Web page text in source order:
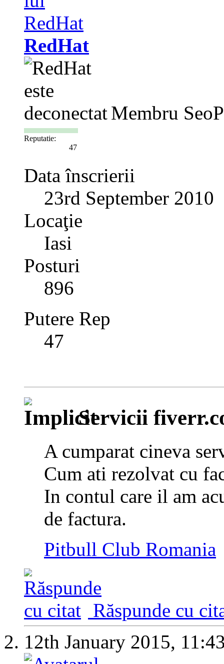
RedHat
Membru
Reputatie:
47
Data înscrierii
23rd September 2010
Locaţie
Iasi
Posturi
896
Putere Rep
47
Servicii
A cumparat cineva
Cum ati rezolvat cu
In contul care il am
de factura.
Pitbull Club Romania
Răspunde cu
12th January 2015,